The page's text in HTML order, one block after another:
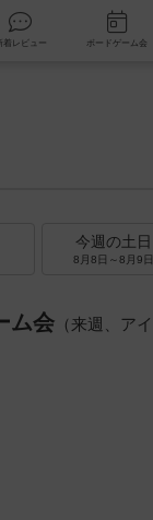
新着レビュー
今週の土日
8月8日～8月9日
ム会（来週、ア